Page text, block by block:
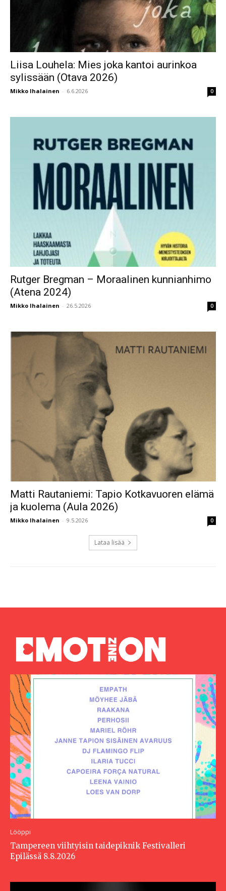
Liisa Louhela: Mies joka kantoi aurinkoa
sylissään (Otava 2026)
Mikko Ihalainen - 6.6.2026 0
Rutger Bregman – Moraalinen kunnianhimo
(Atena 2024)
Mikko Ihalainen - 26.5.2026 0
Matti Rautaniemi: Tapio Kotkavuoren elämä
ja kuolema (Aula 2026)
Mikko Ihalainen - 9.5.2026 0
Lataa lisää
Lööppi
Tampereen viihtyisin taidepiknik Festivalleri
Epilässä 8.8.2026